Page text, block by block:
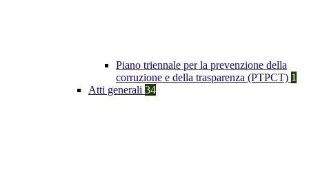
Piano triennale per la prevenzione della
corruzione e della trasparenza (PTPCT) 1
Atti generali 34